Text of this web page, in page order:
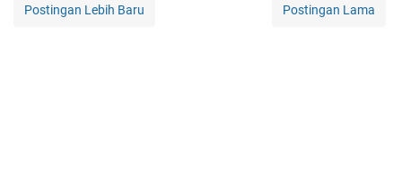
Postingan Lebih Baru Postingan Lama